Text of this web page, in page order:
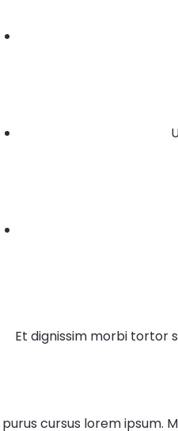
Et dignissim morbi tortor
purus cursus lorem ipsum.